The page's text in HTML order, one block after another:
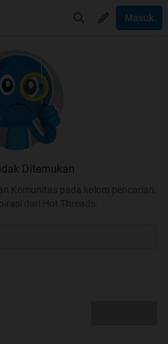
Masuk
Ditemukan
Komunitas pada kolom pencarian.
dari Hot Threads.